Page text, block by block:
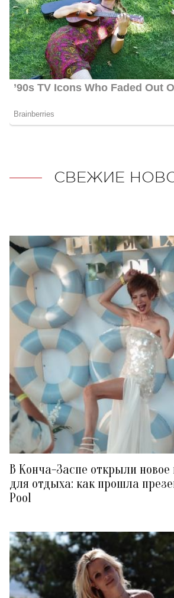
СВЕЖИЕ
В Конча-Заспе открыли новое
для отдыха: как прошла
Pool